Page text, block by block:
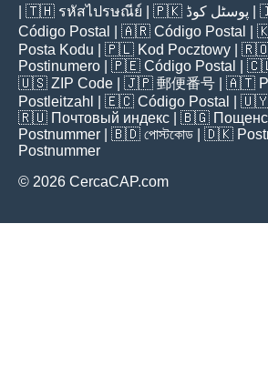
| 🇹🇭 รหัสไปรษณีย์ | 🇵🇰 پوسٹل کوڈ |
Código Postal
| 🇦🇷 Código Postal |
Posta Kodu | 🇵🇱 Kod Pocztowy |
Postinumero | 🇵🇪 Código Postal |
🇺🇸 ZIP Code | 🇯🇵 郵便番号 | 🇦🇹
Postleitzahl
| 🇪🇨 Código Postal |
🇷🇺 Почтовый индекс | 🇧🇬
Postnummer | 🇧🇩 পোস্টকোড | 🇩🇰
Postnummer
© 2026 CercaCAP.com